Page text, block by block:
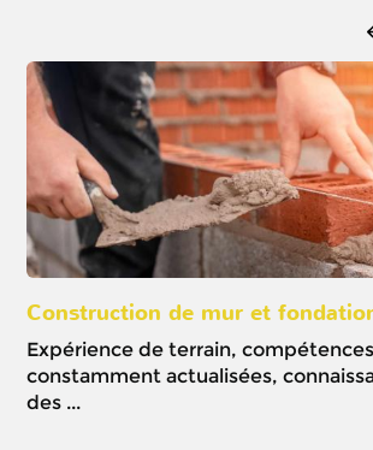
Construction de mur et
Expérience de terrain,
constamment actualisées,
des ...